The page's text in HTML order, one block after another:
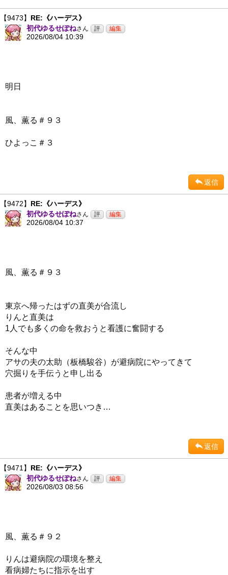
【9473】 RE:《ハーデス》
初代ゆるせぽねさん
2026/08/04 10:39
明日
風、薫る＃９３
ひよっこ＃３
返信
【9472】 RE:《ハーデス》
初代ゆるせぽねさん
2026/08/04 10:37
風、薫る＃９３
東京へ帰ったはずの直美が合流し
りんと直美は
1人でも多くの命を救おうと看護に奮闘する
そんな中
アサの夫の太助（板橋駿谷）が避病院にやってきて
穴掘りを手伝うと申し出る
患者が増える中
直美はあることを思いつき…
返信
【9471】 RE:《ハーデス》
初代ゆるせぽねさん
2026/08/03 08:56
風、薫る＃９２
りんは避病院の環境を整え
看病婦たちに指示を出す